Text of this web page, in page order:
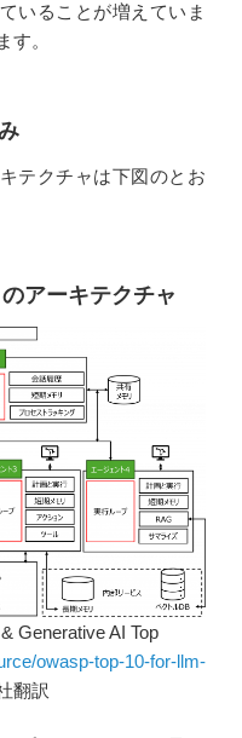
いることが増えていま
す。
テクチャは下図のとお
アーキテクチャ
Generative AI Top
owasp-top-10-for-llm-
翻訳